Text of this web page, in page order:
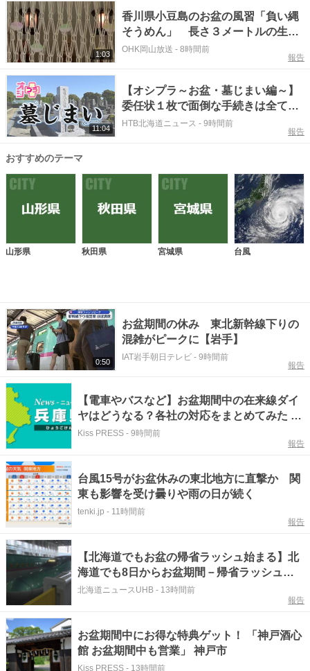
1:03
香川県小豆島のお盆の風習「負い縄
そうめん」 長さ３メートルの生の
そうめんを丁寧に編む【香川・小豆
OHK岡山放送 - 8時間前
報告
11:04
【オシプラ～お盆・墓じまい編～】
委任状１枚で面倒な手続きは全てお
任せ！ユニーク墓に宇宙規模の供養
HTB北海道ニュース - 9時間前
報告
おすすめのテーマ
山形県 秋田県 宮城県 台風
0:50
お盆期間の休み 東北新幹線下りの
混雑がピークに【岩手】
IAT岩手朝日テレビ - 9時間前
報告
【電車やバスなど】お盆期間中の在来線ダイ
ヤはどうなる？各社の対応をまとめてみた 神
戸市など
Kiss PRESS - 9時間前
報告
台風15号がお盆休みの東北地方に直撃か 関
東も影響を受け曇りや雨の日が続く
tenki.jp - 11時間前
報告
【北海道でもお盆の帰省ラッシュ始まる】北
海道でも8日からお盆期間－帰省ラッシュで
JRの予約は前年比102.4%と増加_JR札幌駅
や新函館北斗駅などが混雑_Uターンラッシュ
北海道ニュースUHB - 13時間前
報告
お盆期間中にお得な特典ゲット！ 「神戸酒心
館 お盆期間中も営業」 神戸市
Kiss PRESS - 13時間前